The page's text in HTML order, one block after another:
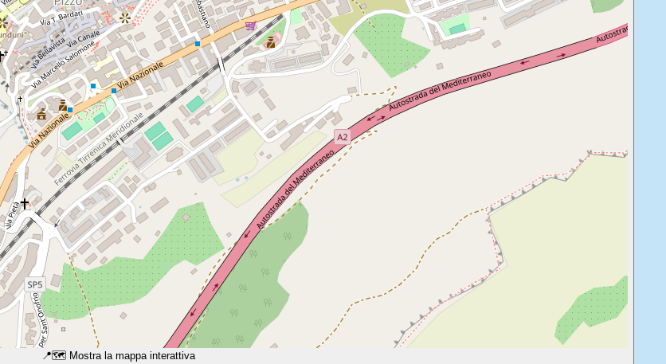
📍🗺️ Mostra la mappa interattiva